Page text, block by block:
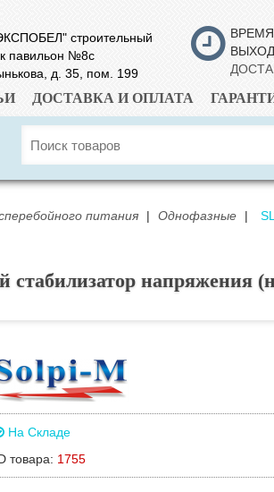
строительный
павильон №8с
д. 35, пом. 199
ВРЕМЯ
ДОСТАВКА И ОПЛАТА
питания | Однофазные |
стабилизатор напряжения
На Складе
товара: 1755